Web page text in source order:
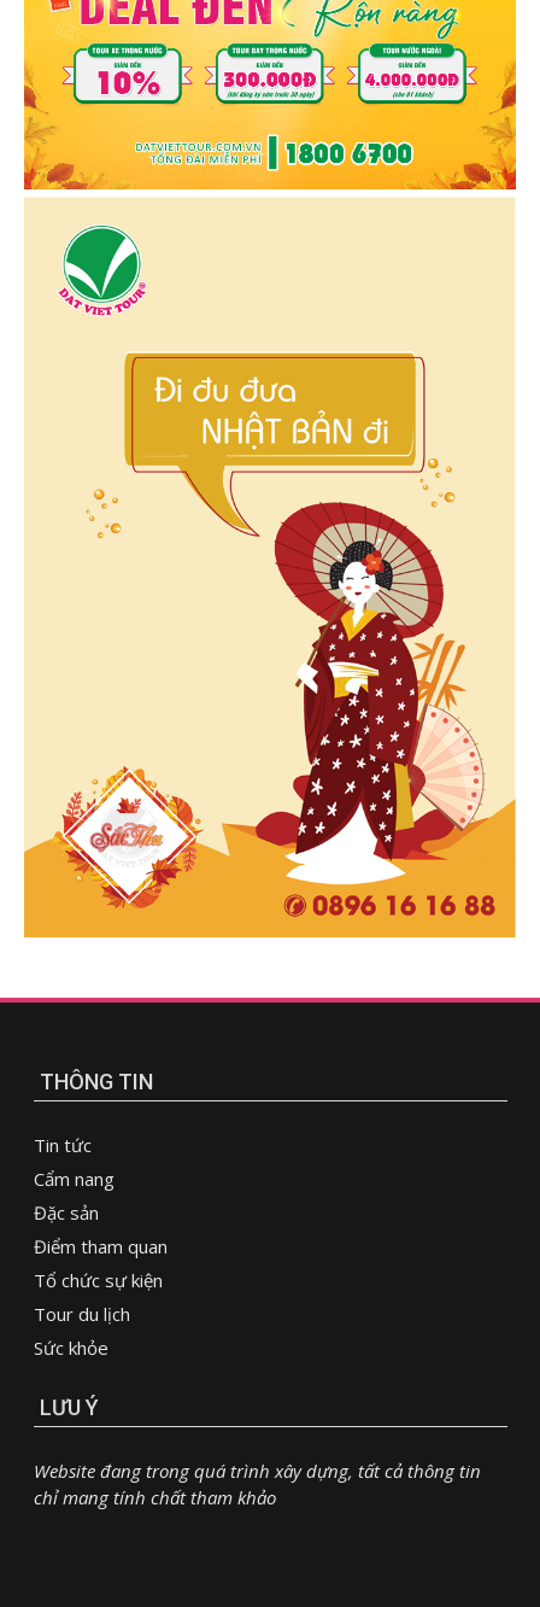
THÔNG TIN
Tin tức
Cẩm nang
Đặc sản
Điểm tham quan
Tổ chức sự kiện
Tour du lịch
Sức khỏe
LƯU Ý
Website đang trong quá trình xây dựng, tất cả thông tin
chỉ mang tính chất tham khảo